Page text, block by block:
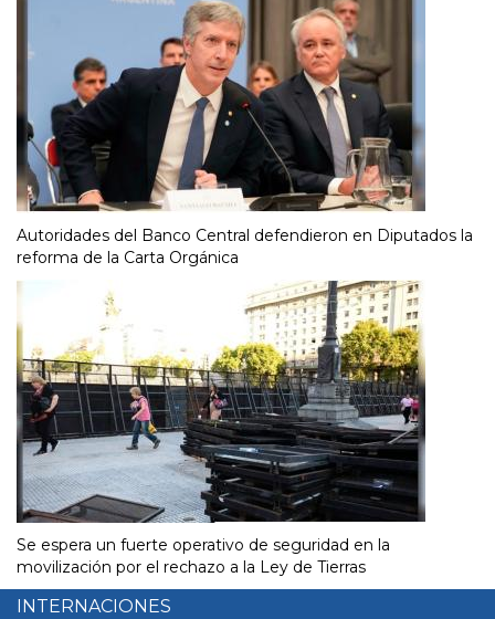
Autoridades del Banco Central defendieron en Diputados la
reforma de la Carta Orgánica
Se espera un fuerte operativo de seguridad en la
movilización por el rechazo a la Ley de Tierras
INTERNACIONES